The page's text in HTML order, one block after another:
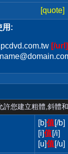
[quote]
用:
[/url]
您建立粗體,斜體
[b]值[/b]
[i]值[/i]
[u]值[/u]